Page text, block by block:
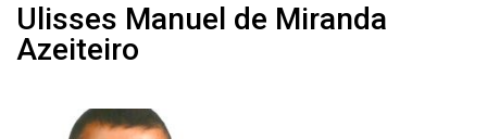
Ulisses Manuel de Miranda
Azeiteiro